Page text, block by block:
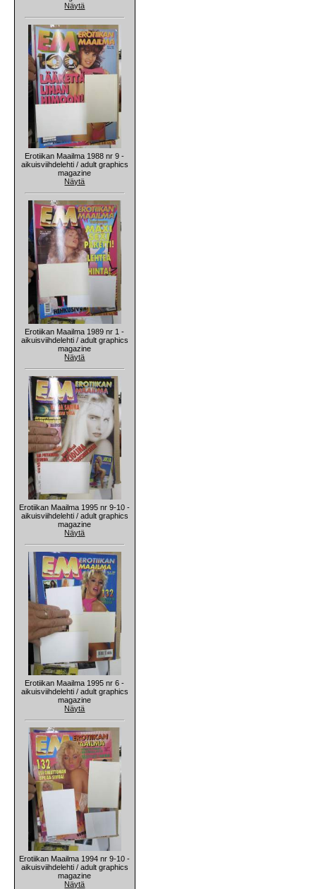
Näytä
Erotiikan Maailma 1988 nr 9 -
aikuisviihdelehti / adult graphics
magazine
Näytä
Erotiikan Maailma 1989 nr 1 -
aikuisviihdelehti / adult graphics
magazine
Näytä
Erotiikan Maailma 1995 nr 9-10 -
aikuisviihdelehti / adult graphics
magazine
Näytä
Erotiikan Maailma 1995 nr 6 -
aikuisviihdelehti / adult graphics
magazine
Näytä
Erotiikan Maailma 1994 nr 9-10 -
aikuisviihdelehti / adult graphics
magazine
Näytä